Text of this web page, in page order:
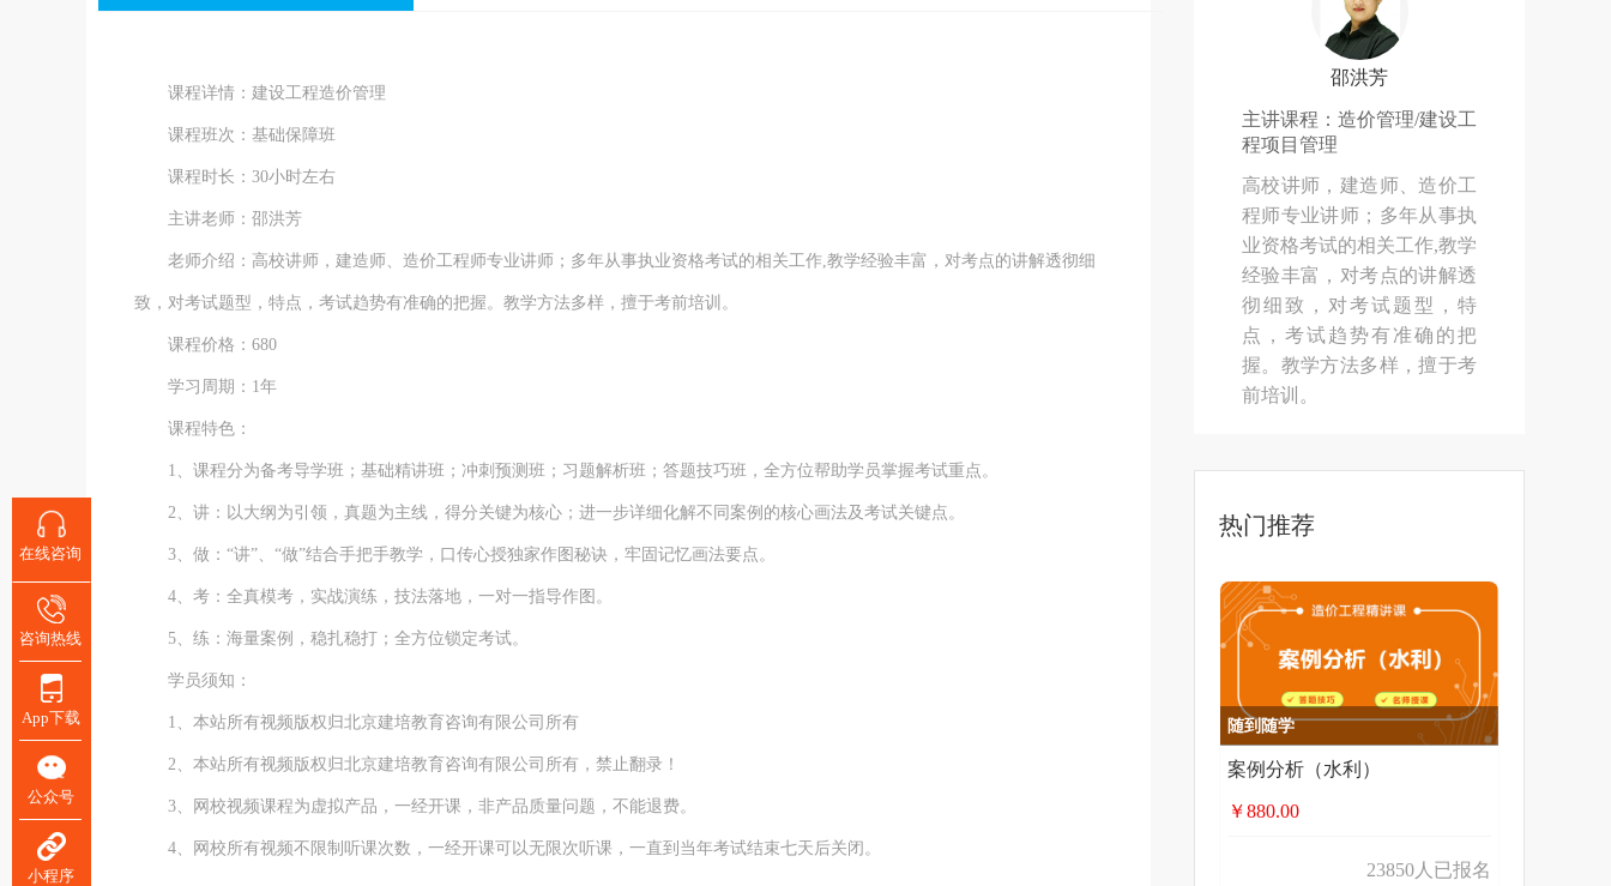
课程详情：建设工程造价管理
课程班次：基础保障班
课程时长：30小时左右
主讲老师：邵洪芳
老师介绍：高校讲师，建造师、造价工程师专业讲师；多年从事执业资格考试的相关工作,教学经验丰富，对考点的讲解透彻细
致，对考试题型，特点，考试趋势有准确的把握。教学方法多样，擅于考前培训。
课程价格：680
学习周期：1年
课程特色：
1、课程分为备考导学班；基础精讲班；冲刺预测班；习题解析班；答题技巧班，全方位帮助学员掌握考试重点。
2、讲：以大纲为引领，真题为主线，得分关键为核心；进一步详细化解不同案例的核心画法及考试关键点。
3、做：“讲”、“做”结合手把手教学，口传心授独家作图秘诀，牢固记忆画法要点。
4、考：全真模考，实战演练，技法落地，一对一指导作图。
5、练：海量案例，稳扎稳打；全方位锁定考试。
学员须知：
1、本站所有视频版权归北京建培教育咨询有限公司所有
2、本站所有视频版权归北京建培教育咨询有限公司所有，禁止翻录！
3、网校视频课程为虚拟产品，一经开课，非产品质量问题，不能退费。
4、网校所有视频不限制听课次数，一经开课可以无限次听课，一直到当年考试结束七天后关闭。
邵洪芳
主讲课程：造价管理/建设工
程项目管理
高校讲师，建造师、造价工
程师专业讲师；多年从事执
业资格考试的相关工作,教学
经验丰富，对考点的讲解透
彻细致，对考试题型，特
点，考试趋势有准确的把
握。教学方法多样，擅于考
前培训。
热门推荐
随到随学
案例分析（水利）
￥880.00
23850人已报名
在线咨询
咨询热线
App下载
公众号
小程序